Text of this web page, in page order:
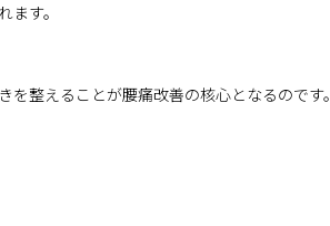
す。
整えることが腰痛改善の核心となるのです。